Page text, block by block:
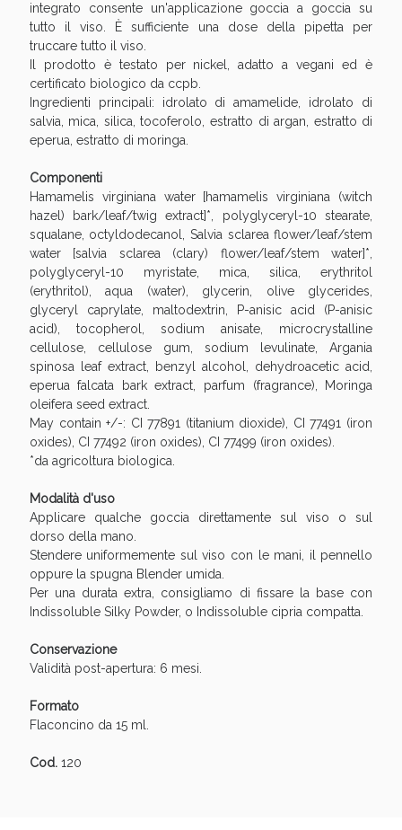
integrato consente un'applicazione goccia a goccia su
tutto il viso. È sufficiente una dose della pipetta per
truccare tutto il viso.
Il prodotto è testato per nickel, adatto a vegani ed è
certificato biologico da ccpb.
Ingredienti principali: idrolato di amamelide, idrolato di
salvia, mica, silica, tocoferolo, estratto di argan, estratto di
eperua, estratto di moringa.
Componenti
Hamamelis virginiana water [hamamelis virginiana (witch
hazel) bark/leaf/twig extract]*, polyglyceryl-10 stearate,
squalane, octyldodecanol, Salvia sclarea flower/leaf/stem
water [salvia sclarea (clary) flower/leaf/stem water]*,
polyglyceryl-10 myristate, mica, silica, erythritol
(erythritol), aqua (water), glycerin, olive glycerides,
glyceryl caprylate, maltodextrin, P-anisic acid (P-anisic
acid), tocopherol, sodium anisate, microcrystalline
cellulose, cellulose gum, sodium levulinate, Argania
spinosa leaf extract, benzyl alcohol, dehydroacetic acid,
eperua falcata bark extract, parfum (fragrance), Moringa
oleifera seed extract.
May contain +/-: CI 77891 (titanium dioxide), CI 77491 (iron
oxides), CI 77492 (iron oxides), CI 77499 (iron oxides).
*da agricoltura biologica.
Modalità d'uso
Applicare qualche goccia direttamente sul viso o sul
dorso della mano.
Stendere uniformemente sul viso con le mani, il pennello
oppure la spugna Blender umida.
Per una durata extra, consigliamo di fissare la base con
Indissoluble Silky Powder, o Indissoluble cipria compatta.
Conservazione
Validità post-apertura: 6 mesi.
Formato
Flaconcino da 15 ml.
Cod.120
Benessere Intestinale: Sconto fino al 55% valido
Scopri le offerte di Oggi